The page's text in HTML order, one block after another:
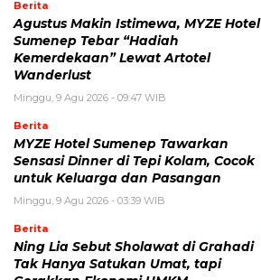
Berita
Agustus Makin Istimewa, MYZE Hotel
Sumenep Tebar “Hadiah
Kemerdekaan” Lewat Artotel
Wanderlust
Minggu, 9 Agu 2026 - 09:47 WIB
Berita
MYZE Hotel Sumenep Tawarkan
Sensasi Dinner di Tepi Kolam, Cocok
untuk Keluarga dan Pasangan
Minggu, 9 Agu 2026 - 03:39 WIB
Berita
Ning Lia Sebut Sholawat di Grahadi
Tak Hanya Satukan Umat, tapi